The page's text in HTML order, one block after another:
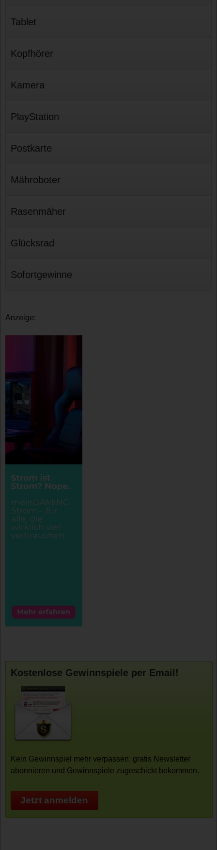
Tablet
Kopfhörer
Kamera
PlayStation
Postkarte
Mähroboter
Rasenmäher
Glücksrad
Sofortgewinne
Anzeige:
Kostenlose Gewinnspiele per Email!
Kein Gewinnspiel mehr verpassen: gratis Newsletter
abonnieren und Gewinnspiele zugeschickt bekommen.
Jetzt anmelden